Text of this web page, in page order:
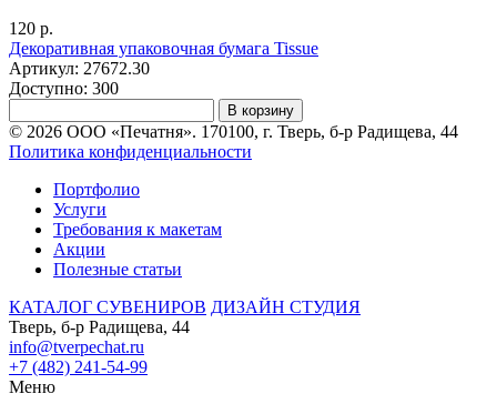
120 р.
Декоративная упаковочная бумага Tissue
Артикул: 27672.30
Доступно: 300
В корзину
© 2026 ООО «Печатня». 170100, г. Тверь, б-р Радищева, 44
Политика конфиденциальности
Портфолио
Услуги
Требования к макетам
Акции
Полезные статьи
КАТАЛОГ СУВЕНИРОВ ДИЗАЙН СТУДИЯ
Тверь, б-р Радищева, 44
info@tverpechat.ru
+7 (482) 241-54-99
Меню